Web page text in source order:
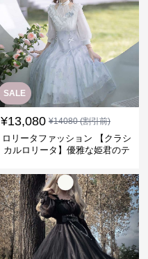
SALE
¥13,080 ¥14080(割引前)
ロリータファッション 【クラシ
カルロリータ】優雅な姫君のテ